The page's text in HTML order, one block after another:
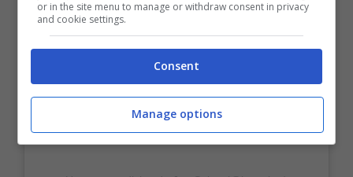
or in the site menu to manage or withdraw consent in privacy
and cookie settings.
Consent
Manage options